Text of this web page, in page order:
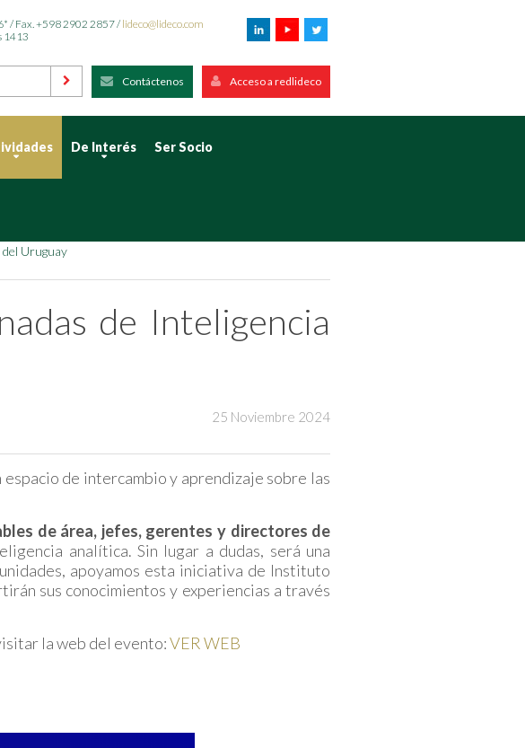
/ Fax. +598 2902 2857 / lideco@lideco.com
1413
Contáctenos Acceso a redlideco
De Interés Ser Socio
del Uruguay
de Inteligencia
25 Noviembre 2024
de intercambio y aprendizaje sobre las
de área, jefes, gerentes y directores de
analítica. Sin lugar a dudas, será una
apoyamos esta iniciativa de Instituto
sus conocimientos y experiencias a través
la web del evento:VER WEB